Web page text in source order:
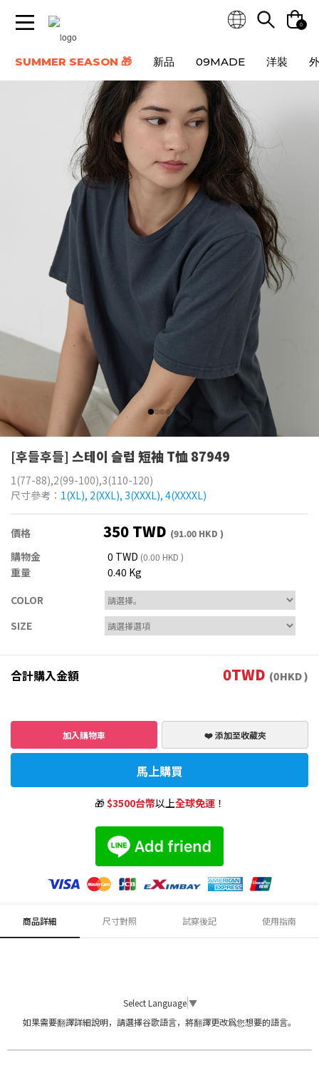
0
SUMMER SEASON 🎁 新品 09MADE 洋裝
[후들후들] 스테이 슬럽 短袖 T恤 87949
1(77-88),2(99-100),3(110-120)
尺寸參考： 1(XL), 2(XXL), 3(XXXL), 4(XXXXL)
價格 350 TWD (91.00 HKD )
購物金 0 TWD (0.00 HKD )
重量
0.40 Kg
COLOR
SIZE
合計購入金額 0TWD (0HKD )
加入購物車 ❤️ 添加至收藏夾
馬上購買
🎁$3500台幣以上全球免運！
商品詳細 尺寸對照 試穿後記 使用指南
Select Language ▼
如果需要翻譯詳細說明，請選擇谷歌語言，將翻譯更改爲您想要的語言。